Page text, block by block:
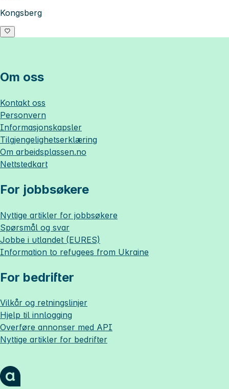
Kongsberg
Om oss
Kontakt oss
Personvern
Informasjonskapsler
Tilgjengelighetserklæring
Om arbeidsplassen.no
Nettstedkart
For jobbsøkere
Nyttige artikler for jobbsøkere
Spørsmål og svar
Jobbe i utlandet (EURES)
Information to refugees from Ukraine
For bedrifter
Vilkår og retningslinjer
Hjelp til innlogging
Overføre annonser med API
Nyttige artikler for bedrifter